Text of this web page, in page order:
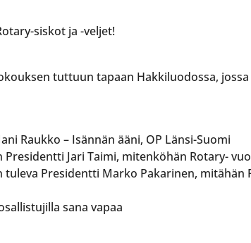
siskot ja -veljet!
tuttuun tapaan Hakkiluodossa,
Raukko – Isännän ääni, OP Länsi-Suomi
Presidentti Jari Taimi, mitenköhän Rotary-
tuleva Presidentti Marko Pakarinen, mitähän
sana vapaa